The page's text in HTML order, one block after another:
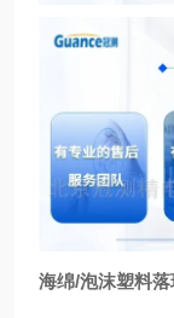
海绵/泡沫塑料